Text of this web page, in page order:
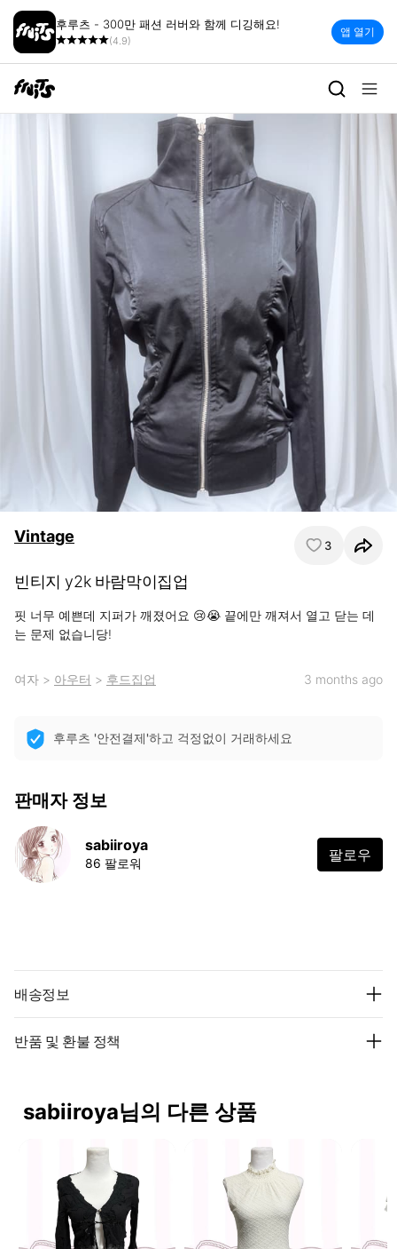
후루츠 - 300만 패션 러버와 함께 디깅해요!
(4.9)
앱 열기
Vintage 3
빈티지 y2k 바람막이집업
핏 너무 예쁜데 지퍼가 깨졌어요 😢😭 끝에만 깨져서 열고 닫는 데
는 문제 없습니당!
여자 > 아우터 > 후드집업 3 months ago
후루츠 '안전결제'하고 걱정없이 거래하세요
판매자 정보
sabiiroya
86 팔로워 팔로우
배송정보
반품 및 환불 정책
sabiiroya님의 다른 상품